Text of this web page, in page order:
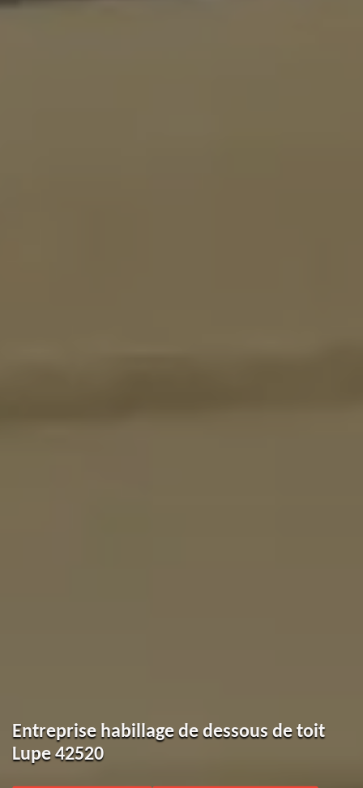
Entreprise habillage de dessous de toit
Lupe 42520